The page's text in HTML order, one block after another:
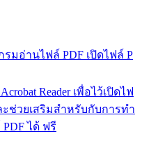
กรมอ่านไฟล์ PDF เปิดไฟล์ P
Reader เพื่อไว้เปิดไฟ
ะช่วยเสริมสำหรับกับการทำ
ได้ ฟรี